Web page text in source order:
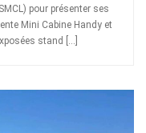
pour présenter ses
Mini Cabine Handy et
stand […]